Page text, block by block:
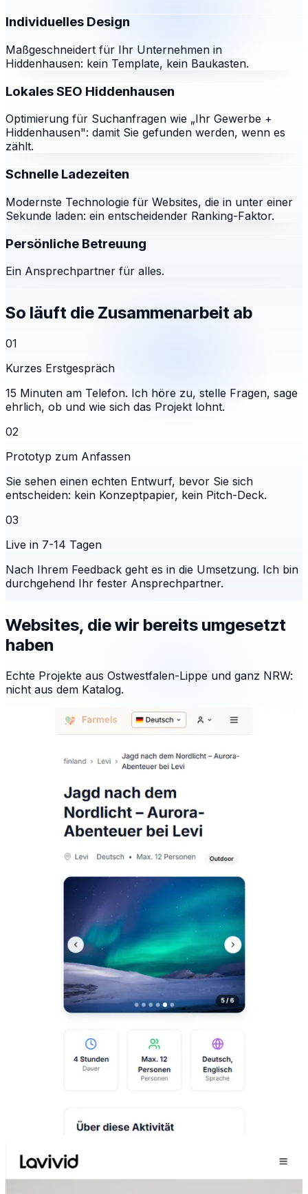
Individuelles Design
Maßgeschneidert für Ihr Unternehmen in
Hiddenhausen: kein Template, kein Baukasten.
Lokales SEO Hiddenhausen
Optimierung für Suchanfragen wie „Ihr Gewerbe +
Hiddenhausen": damit Sie gefunden werden, wenn es
zählt.
Schnelle Ladezeiten
Modernste Technologie für Websites, die in unter einer
Sekunde laden: ein entscheidender Ranking-Faktor.
Persönliche Betreuung
Ein Ansprechpartner für alles.
So läuft die Zusammenarbeit ab
01
Kurzes Erstgespräch
15 Minuten am Telefon. Ich höre zu, stelle Fragen, sage
ehrlich, ob und wie sich das Projekt lohnt.
02
Prototyp zum Anfassen
Sie sehen einen echten Entwurf, bevor Sie sich
entscheiden: kein Konzeptpapier, kein Pitch-Deck.
03
Live in 7-14 Tagen
Nach Ihrem Feedback geht es in die Umsetzung. Ich bin
durchgehend Ihr fester Ansprechpartner.
Websites, die wir bereits umgesetzt
haben
Echte Projekte aus Ostwestfalen-Lippe und ganz NRW:
nicht aus dem Katalog.